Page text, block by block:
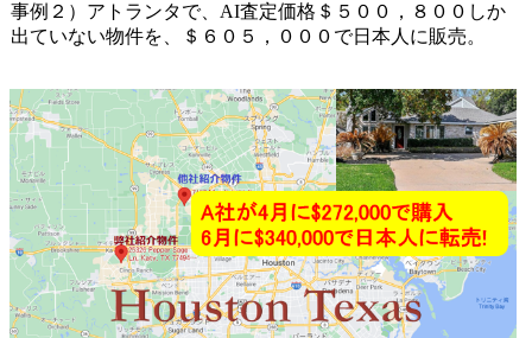
事例２）アトランタで、AI査定価格＄５００，８００しか
出ていない物件を、＄６０５，０００で日本人に販売。